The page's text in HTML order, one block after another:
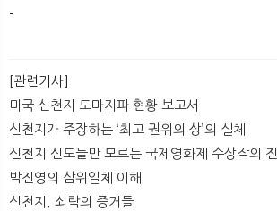
-​​
[관련기사]
미국 신천지 도마지파 현황 보고서
신천지가 주장하는 ‘최고 권위의 상’의 실체
신천지 신도들만 모르는 국제영화제 수상작의
박진영의 삼위일체 이해
신천지, 쇠락의 증거들